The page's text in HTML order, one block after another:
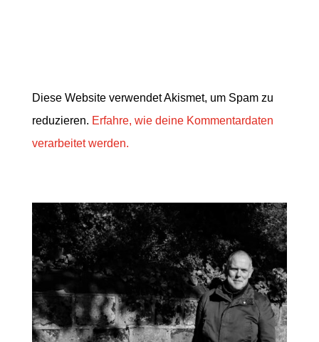
Diese Website verwendet Akismet, um Spam zu
reduzieren. Erfahre, wie deine Kommentardaten
verarbeitet werden.